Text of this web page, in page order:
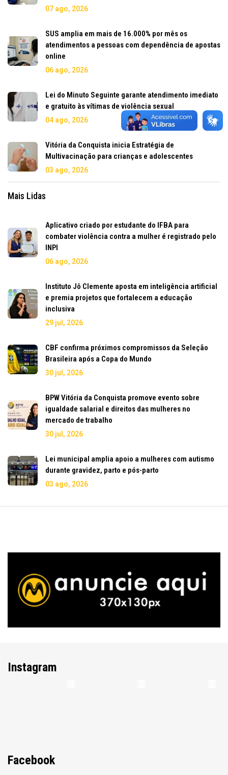
07 ago, 2026
SUS amplia em mais de 16.000% por mês os
atendimentos a pessoas com dependência de apostas
online
06 ago, 2026
Lei do Minuto Seguinte garante atendimento imediato
e gratuito às vítimas de violência sexual
04 ago, 2026
Vitória da Conquista inicia Estratégia de
Multivacinação para crianças e adolescentes
03 ago, 2026
Mais Lidas
Aplicativo criado por estudante do IFBA para
combater violência contra a mulher é registrado pelo
INPI
06 ago, 2026
Instituto Jô Clemente aposta em inteligência artificial
e premia projetos que fortalecem a educação
inclusiva
29 jul, 2026
CBF confirma próximos compromissos da Seleção
Brasileira após a Copa do Mundo
30 jul, 2026
BPW Vitória da Conquista promove evento sobre
igualdade salarial e direitos das mulheres no
mercado de trabalho
30 jul, 2026
Lei municipal amplia apoio a mulheres com autismo
durante gravidez, parto e pós-parto
03 ago, 2026
Instagram
Facebook